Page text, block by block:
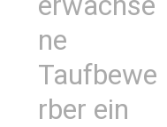
ne
Taufbewe
rber ein